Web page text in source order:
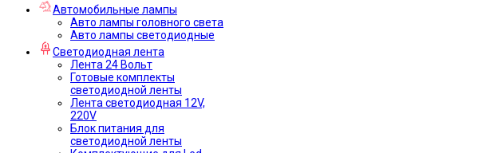
Автомобильные лампы
Авто лампы головного света
Авто лампы светодиодные
Светодиодная лента
Лента 24 Вольт
Готовые комплекты
светодиодной ленты
Лента светодиодная 12V,
220V
Блок питания для
светодиодной ленты